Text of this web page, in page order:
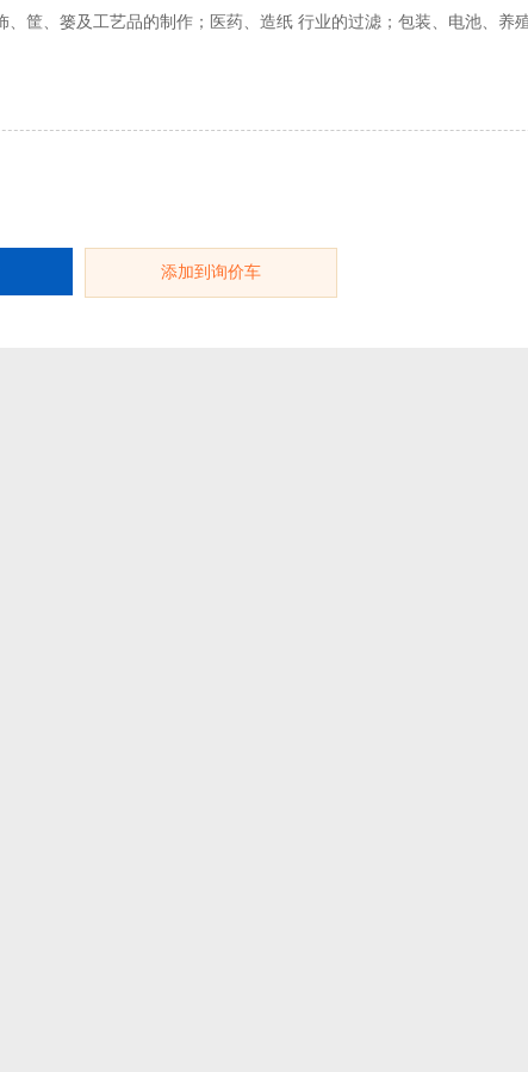
筐、篓及工艺品的制作；医药、造纸 行业的过滤；包装、电池、养
添加到询价车